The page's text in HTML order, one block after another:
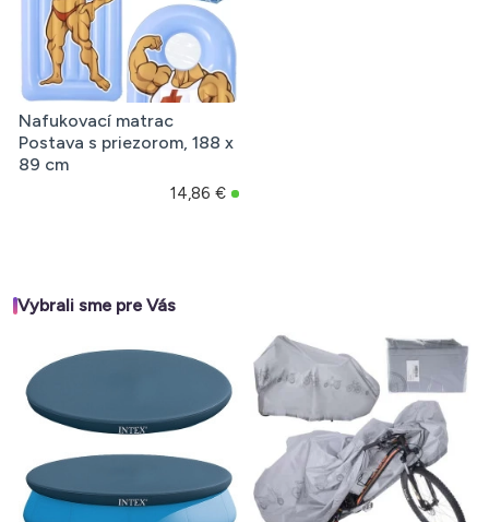
Nafukovací matrac
Postava s priezorom, 188 x
89 cm
14,86 €
Vybrali sme pre Vás